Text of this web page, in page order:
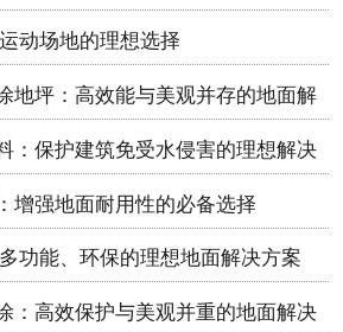
动场地的理想选择
地坪：高效能与美观并存的地面解
：保护建筑免受水侵害的理想解决
增强地面耐用性的必备选择
功能、环保的理想地面解决方案
：高效保护与美观并重的地面解决